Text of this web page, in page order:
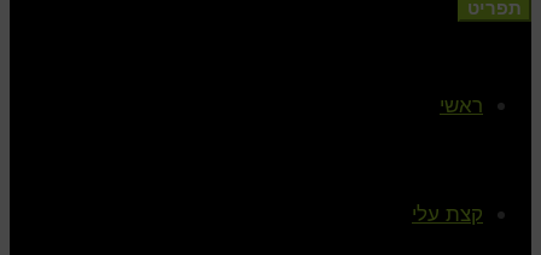
תפריט
ראשי
קצת עלי